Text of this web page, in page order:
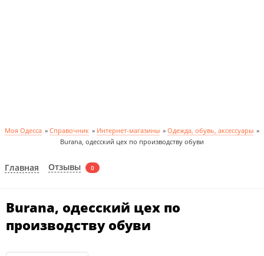
Моя Одесса » Справочник » Интернет-магазины » Одежда, обувь, аксессуары »
Burana, одесский цех по производству обуви
Главная Отзывы 0
Burana, одесский цех по
производству обуви